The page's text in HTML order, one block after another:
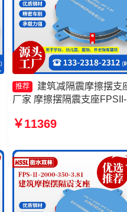
推荐
建筑减隔震摩擦摆支
厂家 摩擦摆隔震支座FPSII-
摆隔震支座FPSII-10000-
￥11369